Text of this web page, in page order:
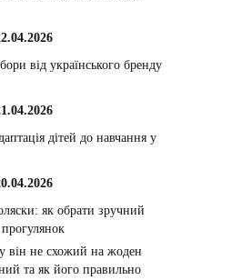
від українського бренду
дітей до навчання у
як обрати зручний
він не схожий на жоден
та як його правильно